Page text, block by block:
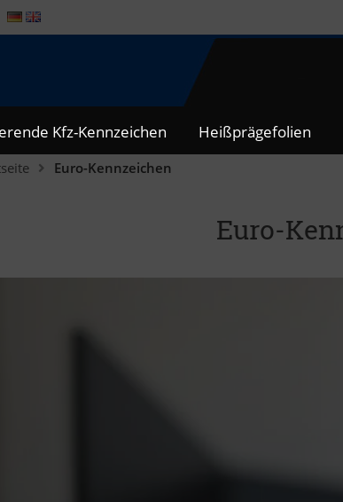
Kfz-Kennzeichen Heißprägefolien
Euro-Kennzeichen
Euro-